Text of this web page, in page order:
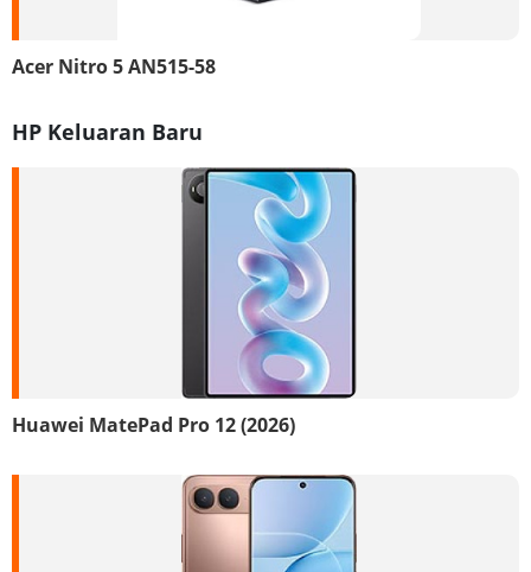
Acer Nitro 5 AN515-58
HP Keluaran Baru
Huawei MatePad Pro 12 (2026)